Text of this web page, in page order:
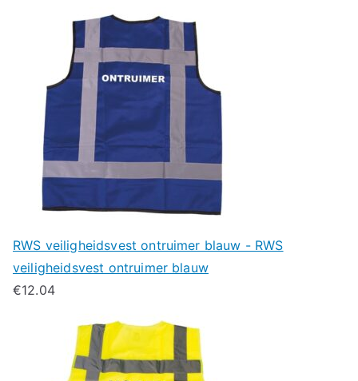
RWS veiligheidsvest ontruimer blauw - RWS
veiligheidsvest ontruimer blauw
€12.04